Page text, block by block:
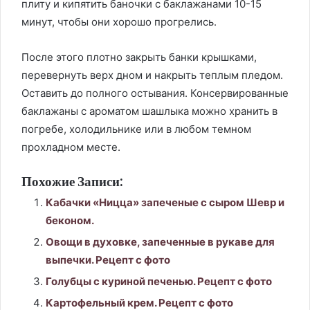
плиту и кипятить баночки с баклажанами 10-15
минут, чтобы они хорошо прогрелись.
После этого плотно закрыть банки крышками,
перевернуть верх дном и накрыть теплым пледом.
Оставить до полного остывания. Консервированные
баклажаны с ароматом шашлыка можно хранить в
погребе, холодильнике или в любом темном
прохладном месте.
Похожие Записи:
Кабачки «Ницца» запеченые с сыром Шевр и
беконом.
Овощи в духовке, запеченные в рукаве для
выпечки. Рецепт с фото
Голубцы с куриной печенью. Рецепт с фото
Картофельный крем. Рецепт с фото